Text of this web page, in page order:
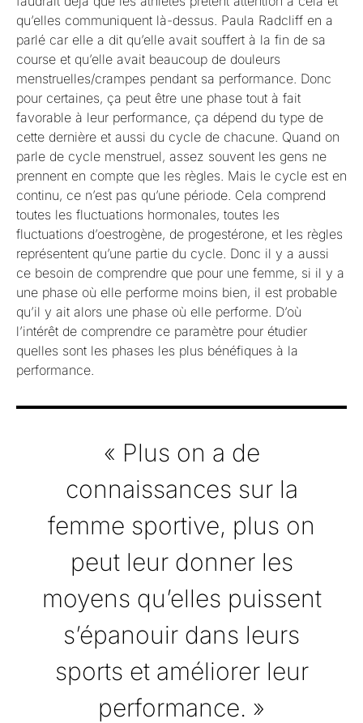
qu’elles communiquent là-dessus. Paula Radcliff en a
parlé car elle a dit qu’elle avait souffert à la fin de sa
course et qu’elle avait beaucoup de douleurs
menstruelles/crampes pendant sa performance. Donc
pour certaines, ça peut être une phase tout à fait
favorable à leur performance, ça dépend du type de
cette dernière et aussi du cycle de chacune. Quand on
parle de cycle menstruel, assez souvent les gens ne
prennent en compte que les règles. Mais le cycle est en
continu, ce n’est pas qu’une période. Cela comprend
toutes les fluctuations hormonales, toutes les
fluctuations d’oestrogène, de progestérone, et les règles
représentent qu’une partie du cycle. Donc il y a aussi
ce besoin de comprendre que pour une femme, si il y a
une phase où elle performe moins bien, il est probable
qu’il y ait alors une phase où elle performe. D’où
l’intérêt de comprendre ce paramètre pour étudier
quelles sont les phases les plus bénéfiques à la
performance.
« Plus on a de
connaissances sur la
femme sportive, plus on
peut leur donner les
moyens qu’elles puissent
s’épanouir dans leurs
sports et améliorer leur
performance. »